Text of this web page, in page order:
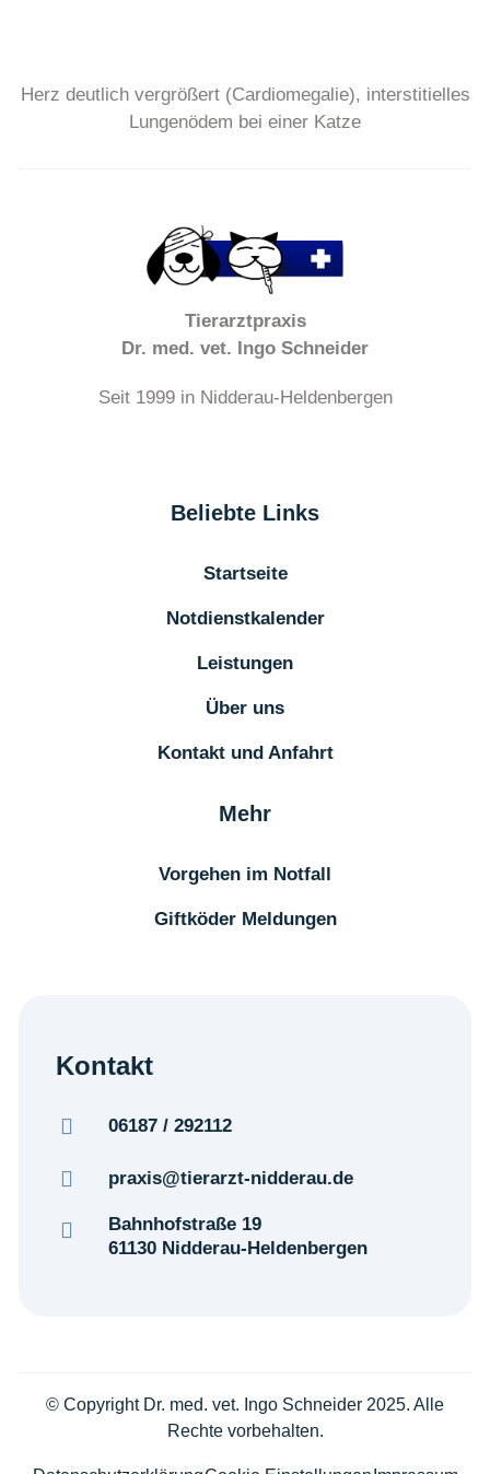
Herz deutlich vergrößert (Cardiomegalie), interstitielles
Lungenödem bei einer Katze
Tierarztpraxis
Dr. med. vet. Ingo Schneider
Seit 1999 in Nidderau-Heldenbergen
Beliebte Links
Startseite
Notdienstkalender
Leistungen
Über uns
Kontakt und Anfahrt
Mehr
Vorgehen im Notfall
Giftköder Meldungen
Kontakt
06187 / 292112
praxis@tierarzt-nidderau.de
Bahnhofstraße 19
61130 Nidderau-Heldenbergen
© Copyright Dr. med. vet. Ingo Schneider 2025. Alle
Rechte vorbehalten.